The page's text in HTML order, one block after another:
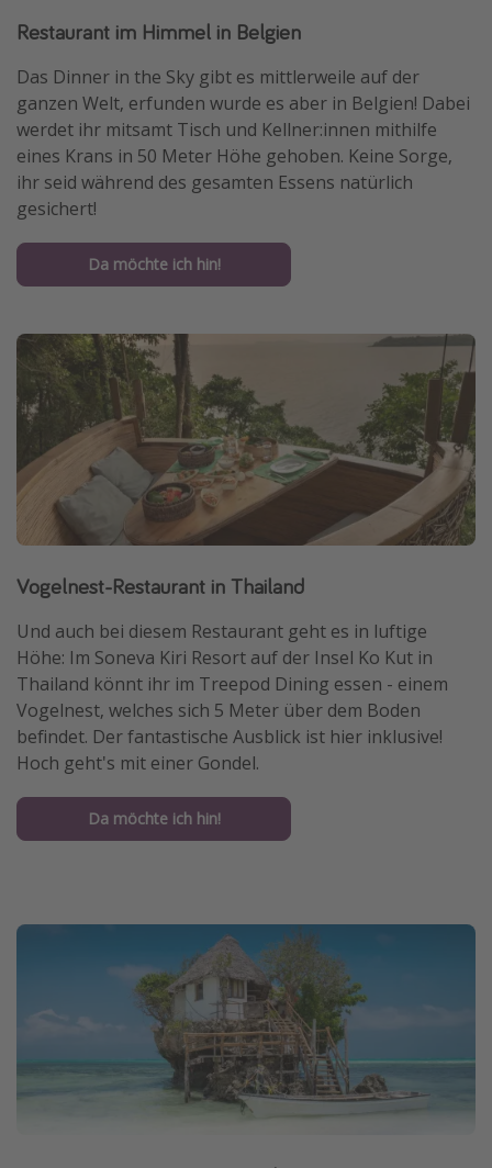
Restaurant im Himmel in Belgien
Das Dinner in the Sky gibt es mittlerweile auf der
ganzen Welt, erfunden wurde es aber in Belgien! Dabei
werdet ihr mitsamt Tisch und Kellner:innen mithilfe
eines Krans in 50 Meter Höhe gehoben. Keine Sorge,
ihr seid während des gesamten Essens natürlich
gesichert!
Da möchte ich hin!
Vogelnest-Restaurant in Thailand
Und auch bei diesem Restaurant geht es in luftige
Höhe: Im Soneva Kiri Resort auf der Insel Ko Kut in
Thailand könnt ihr im Treepod Dining essen - einem
Vogelnest, welches sich 5 Meter über dem Boden
befindet. Der fantastische Ausblick ist hier inklusive!
Hoch geht's mit einer Gondel.
Da möchte ich hin!